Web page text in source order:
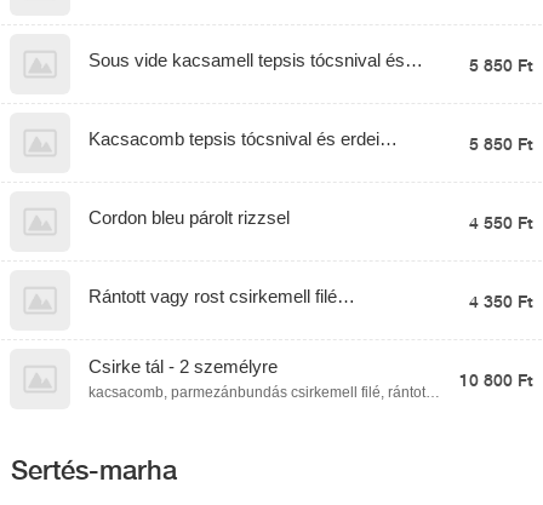
Sous vide kacsamell tepsis tócsnival és
5 850 Ft
Kacsacomb tepsis tócsnival és erdei
5 850 Ft
Cordon bleu párolt rizzsel 4 550 Ft
Rántott vagy rost csirkemell filé
4 350 Ft
Csirke tál - 2 személyre
kacsacomb, parmezánbundás csirkemell filé, rántott
póréhagymamártás
10 800 Ft
Sertés-marha